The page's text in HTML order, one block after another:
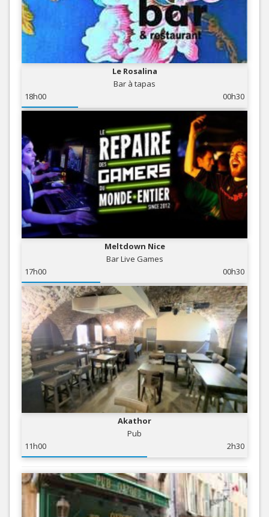
Le Rosalina
Bar à tapas
18h00
00h30
Meltdown Nice
Bar Live Games
17h00
00h30
Akathor
Pub
11h00
2h30